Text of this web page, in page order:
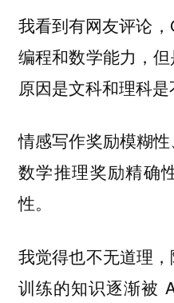
我看到有网友评论
编程和数学能力，
原因是文科和理科是
情感写作奖励模糊性
数学推理奖励精确
性。
我觉得也不无道理
训练的知识逐渐被